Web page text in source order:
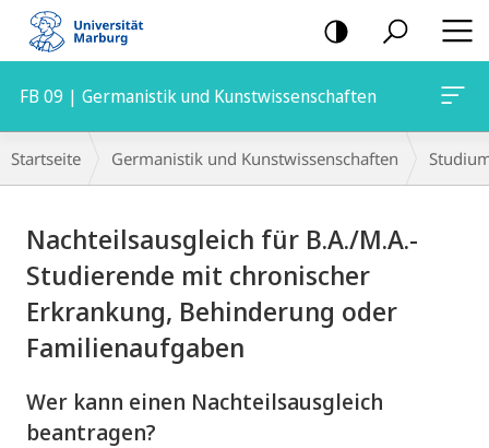
Mobile-
Navigation
FB 09 | Germanistik und Kunstwissenschaften
Breadcrumb-
Navigation
Startseite Germanistik und Kunstwissenschaften
Nachteilsausgleich für B.A./M.A.-
Studierende mit chronischer
Erkrankung, Behinderung oder
Familienaufgaben
Wer kann einen Nachteilsausgleich
beantragen?